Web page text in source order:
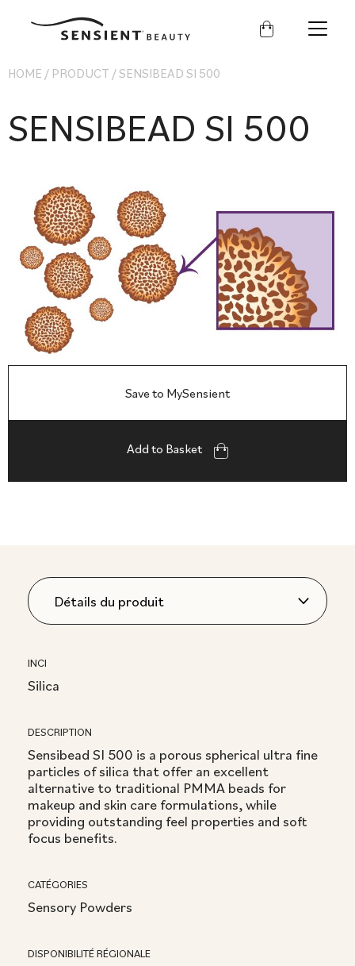
Sensient
HOME / PRODUCT /SENSIBEAD SI 500
SENSIBEAD SI 500
Save to MySensient
Add to Basket
INCI
Silica
DESCRIPTION
Sensibead SI 500 is a porous spherical ultra fine
particles of silica that offer an excellent
alternative to traditional PMMA beads for
makeup and skin care formulations, while
providing outstanding feel properties and soft
focus benefits.
CATÉGORIES
Sensory Powders
DISPONIBILITÉ RÉGIONALE